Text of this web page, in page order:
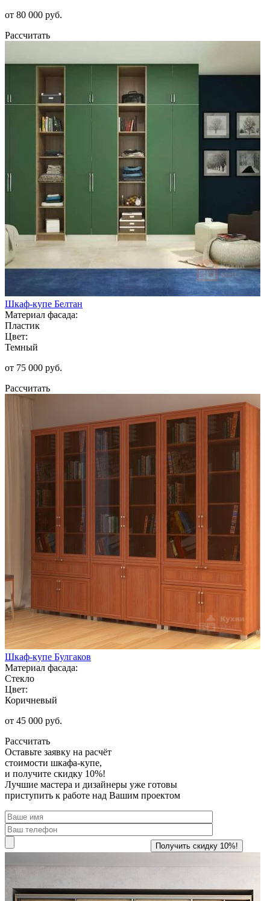
от 80 000 руб.
Рассчитать
Шкаф-купе Белтан
Материал фасада:
Пластик
Цвет:
Темный
от 75 000 руб.
Рассчитать
Шкаф-купе Булгаков
Материал фасада:
Стекло
Цвет:
Коричневый
от 45 000 руб.
Рассчитать
Оставьте заявку на расчёт
стоимости шкафа-купе,
и получите скидку 10%!
Лучшие мастера и дизайнеры уже готовы
приступить к работе над Вашим проектом